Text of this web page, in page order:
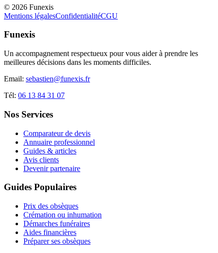
© 2026 Funexis
Mentions légalesConfidentialitéCGU
Funexis
Un accompagnement respectueux pour vous aider à prendre les
meilleures décisions dans les moments difficiles.
Email: sebastien@funexis.fr
Tél: 06 13 84 31 07
Nos Services
Comparateur de devis
Annuaire professionnel
Guides & articles
Avis clients
Devenir partenaire
Guides Populaires
Prix des obsèques
Crémation ou inhumation
Démarches funéraires
Aides financières
Préparer ses obsèques